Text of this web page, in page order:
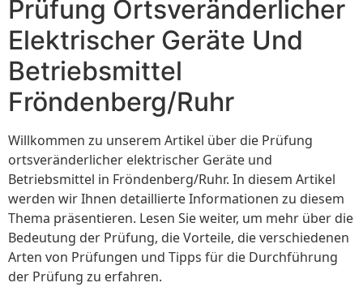
Prüfung Ortsveränderlicher
Elektrischer Geräte Und
Betriebsmittel
Fröndenberg/Ruhr
Willkommen zu unserem Artikel über die Prüfung
ortsveränderlicher elektrischer Geräte und
Betriebsmittel in Fröndenberg/Ruhr. In diesem Artikel
werden wir Ihnen detaillierte Informationen zu diesem
Thema präsentieren. Lesen Sie weiter, um mehr über die
Bedeutung der Prüfung, die Vorteile, die verschiedenen
Arten von Prüfungen und Tipps für die Durchführung
der Prüfung zu erfahren.